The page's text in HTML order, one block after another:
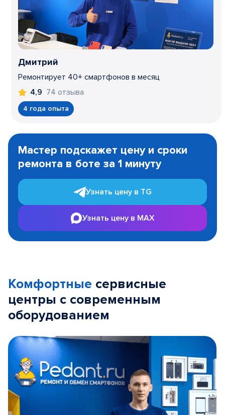
Дмитрий
Ремонтирует 40+ смартфонов в месяц
4,9 74 отзыва
4 года опыта
1
Мастер подскажет цену и сроки
ремонта в боте за 1 минуту
Узнать цену в TG
Узнать цену в MAX
Комфортные сервисные
центры с современным
оборудованием